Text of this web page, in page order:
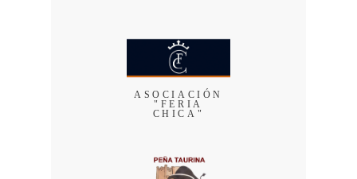
ASOCIACIÓN
"FERIA
CHICA"